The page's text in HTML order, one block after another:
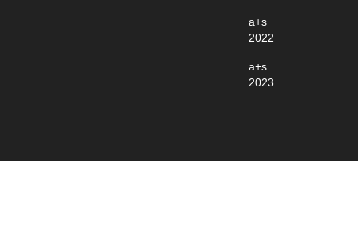
a+s
2022
a+s
2023